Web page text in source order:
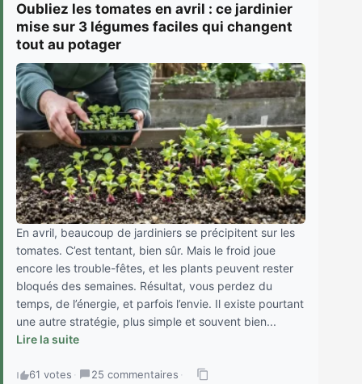
Oubliez les tomates en avril : ce jardinier
mise sur 3 légumes faciles qui changent
tout au potager
En avril, beaucoup de jardiniers se précipitent sur les
tomates. C’est tentant, bien sûr. Mais le froid joue
encore les trouble-fêtes, et les plants peuvent rester
bloqués des semaines. Résultat, vous perdez du
temps, de l’énergie, et parfois l’envie. Il existe pourtant
une autre stratégie, plus simple et souvent bien...
Lire la suite
61 votes · 25 commentaires ·